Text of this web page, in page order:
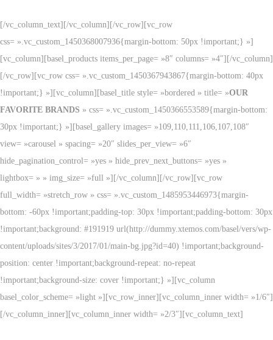
[/vc_column_text][/vc_column][/vc_row][vc_row
css= ».vc_custom_1450368007936{margin-bottom: 50px !important;} »]
[vc_column][basel_products items_per_page= »8″ columns= »4″][/vc_column]
[/vc_row][vc_row css= ».vc_custom_1450367943867{margin-bottom: 40px
!important;} »][vc_column][basel_title style= »bordered » title= »OUR
FAVORITE BRANDS » css= ».vc_custom_1450366553589{margin-bottom:
30px !important;} »][basel_gallery images= »109,110,111,106,107,108″
view= »carousel » spacing= »20″ slides_per_view= »6″
hide_pagination_control= »yes » hide_prev_next_buttons= »yes »
lightbox= » » img_size= »full »][/vc_column][/vc_row][vc_row
full_width= »stretch_row » css= ».vc_custom_1485953446973{margin-
bottom: -60px !important;padding-top: 30px !important;padding-bottom: 30px
!important;background: #191919 url(http://dummy.xtemos.com/basel/vers/wp-
content/uploads/sites/3/2017/01/main-bg.jpg?id=40) !important;background-
position: center !important;background-repeat: no-repeat
!important;background-size: cover !important;} »][vc_column
basel_color_scheme= »light »][vc_row_inner][vc_column_inner width= »1/6″]
[/vc_column_inner][vc_column_inner width= »2/3″][vc_column_text]